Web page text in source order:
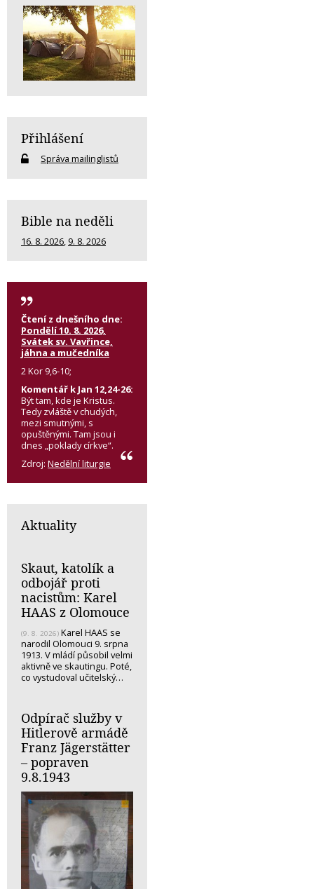
Přihlášení
Správa mailinglistů
Bible na neděli
16. 8. 2026, 9. 8. 2026
Čtení z dnešního dne:
Pondělí 10. 8. 2026,
Svátek sv. Vavřince,
jáhna a mučedníka
2 Kor 9,6-10;
Komentář k Jan 12,24-26:
Být tam, kde je Kristus.
Tedy zvláště v chudých,
mezi smutnými, s
opuštěnými. Tam jsou i
dnes „poklady církve“.
Zdroj: Nedělní liturgie
Aktuality
Skaut, katolík a
odbojář proti
nacistům: Karel
HAAS z Olomouce
(9. 8. 2026) Karel HAAS se
narodil Olomouci 9. srpna
1913. V mládí působil velmi
aktivně ve skautingu. Poté,
co vystudoval učitelský…
Odpírač služby v
Hitlerově armádě
Franz Jägerstätter
– popraven
9.8.1943